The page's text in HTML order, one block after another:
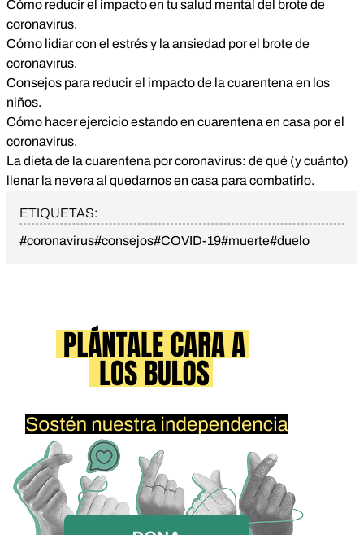
Cómo reducir el impacto en tu salud mental del brote de
coronavirus.
Cómo lidiar con el estrés y la ansiedad por el brote de
coronavirus.
Consejos para reducir el impacto de la cuarentena en los
niños.
Cómo hacer ejercicio estando en cuarentena en casa por el
coronavirus.
La dieta de la cuarentena por coronavirus: de qué (y cuánto)
llenar la nevera al quedarnos en casa para combatirlo.
ETIQUETAS:
#coronavirus#consejos#COVID-19#muerte#duelo